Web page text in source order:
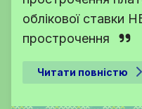
облікової ставки
прострочення
Читати повністю